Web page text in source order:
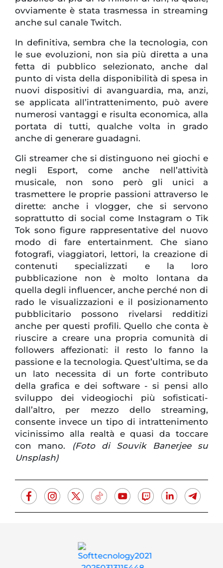
ovviamente è stata trasmessa in streaming
anche sul canale Twitch.
In definitiva, sembra che la tecnologia, con
le sue evoluzioni, non sia più diretta a una
fetta di pubblico selezionato, anche dal
punto di vista della disponibilità di spesa in
nuovi dispositivi di avanguardia, ma, anzi,
se applicata all’intrattenimento, può avere
numerosi vantaggi e risulta economica, alla
portata di tutti, qualche volta in grado
anche di generare guadagni.
Gli streamer che si distinguono nei giochi e
negli Esport, come anche nell’attività
musicale, non sono però gli unici a
trasmettere le proprie passioni attraverso le
dirette: anche i vlogger, che si servono
soprattutto di social come Instagram o Tik
Tok sono figure rappresentative del nuovo
modo di fare entertainment. Che siano
fotografi, viaggiatori, lettori, la creazione di
contenuti specializzati e la loro
pubblicazione non è molto lontana da
quella degli influencer, anche perché non di
rado le visualizzazioni e il posizionamento
pubblicitario possono rivelarsi redditizi
anche per questi profili. Quello che conta è
riuscire a creare una propria comunità di
followers affezionati: il resto lo fanno la
passione e la tecnologia. Quest’ultima, se da
un lato necessita di un forte contributo
della grafica e dei software - si pensi allo
sviluppo dei videogiochi più sofisticati-
dall’altro, per mezzo dello streaming,
consente invece un tipo di intrattenimento
vicinissimo alla realtà e quasi da toccare
con mano.
(Foto di Souvik Banerjee su
Unsplash)